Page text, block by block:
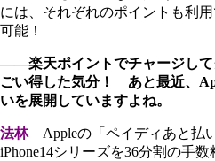
には、それぞれのポイントも利
可能！
――楽天ポイントでチャージして
ごい得した気分！ あと最近、
いを展開していますよね。
法林Appleの「ペイディあと払
iPhone14シリーズを36分割の手